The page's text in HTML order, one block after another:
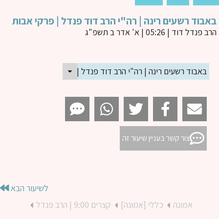
רשעים רינה | רה"י הרב דוד פנדל | פרקי אבות
פנדל דוד| 05:26 | א' אדר ב תשפ"ג
באבוד רשעים רינה | רה"י הרב דוד פנדל | פרקי אבות
צור קשר בעניין שיעור זה
לשיעור הבא
אמונה
כללי [אמונה] קצרים 9:00 | הרב פנדל